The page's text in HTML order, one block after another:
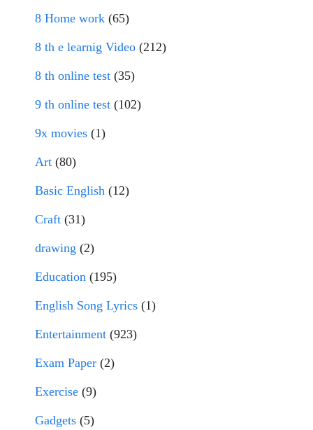
8 Home work (65)
8 th e learnig Video (212)
8 th online test (35)
9 th online test (102)
9x movies (1)
Art (80)
Basic English (12)
Craft (31)
drawing (2)
Education (195)
English Song Lyrics (1)
Entertainment (923)
Exam Paper (2)
Exercise (9)
Gadgets (5)